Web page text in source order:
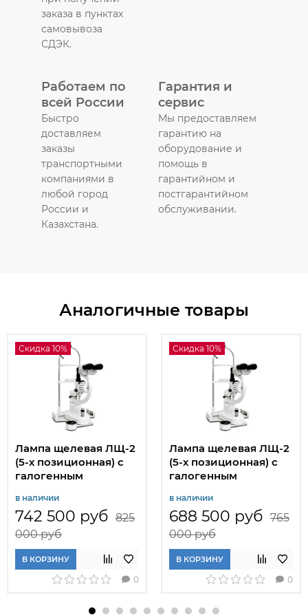
заказа в пунктах
самовывоза
СДЭК.
Работаем по
всей России
Быстро
доставляем
заказы
транспортными
компаниями в
любой город
России и
Казахстана.
Гарантия и
сервис
Мы предоставляем
гарантию на
оборудование и
помощь в
гарантийном и
постгарантийном
обслуживании.
Аналогичные товары
Скидка 10%
Лампа щелевая ЛЩ-2
(5-х позиционная) с
галогенным
видеосистемой
в наличии
742 500 руб 825
000 руб
В КОРЗИНУ
0
Скидка 10%
Лампа щелевая ЛЩ-2
(5-х позиционная) с
галогенным
в наличии
688 500 руб 765
000 руб
В КОРЗИНУ
0